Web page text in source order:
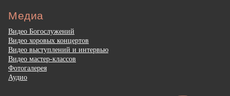
Медиа
Видео Богослужений
Видео хоровых концертов
Видео выступлений и интервью
Видео мастер-классов
Фотогалерея
Аудио